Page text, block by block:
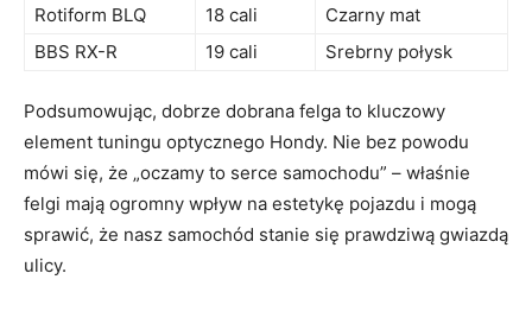
Rotiform BLQ
18⁤ cali
Czarny mat
BBS⁢ RX-R
19 cali Srebrny połysk
Podsumowując,‍ dobrze dobrana felga ⁤to kluczowy‍
element tuningu ​optycznego Hondy.⁤ Nie⁤ bez powodu
mówi się, że „oczamy to serce‍ samochodu”⁤ – właśnie
felgi mają ogromny wpływ ‍na estetykę pojazdu i mogą
sprawić, że nasz samochód‌ stanie się‍ prawdziwą gwiazdą
ulicy.